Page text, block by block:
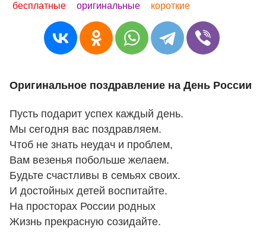
бесплатные
оригинальные короткие
Оригинальное поздравление на День России
Пусть подарит успех каждый день.
Мы сегодня вас поздравляем.
Чтоб не знать неудач и проблем,
Вам везенья побольше желаем.
Будьте счастливы в семьях своих.
И достойных детей воспитайте.
На просторах России родных
Жизнь прекрасную созидайте.